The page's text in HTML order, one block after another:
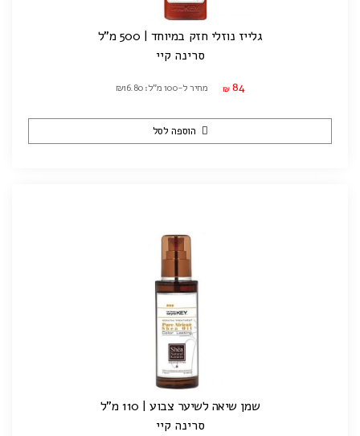
גלייז נוזלי חזק במיוחד | 500 מ"ל
סרינה קיי
₪ 84 מחיר ל-100 מ"ל: ₪16.80
הוספה לסל
שמן שיאה לשיער צבוע | 110 מ"ל
סרינה קיי